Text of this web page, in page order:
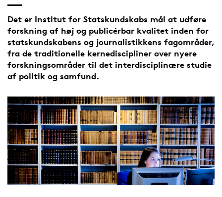
Det er Institut for Statskundskabs mål at udføre
forskning af høj og publicérbar kvalitet inden for
statskundskabens og journalistikkens fagområder,
fra de traditionelle kernediscipliner over nyere
forskningsområder til det interdisciplinære studie
af politik og samfund.